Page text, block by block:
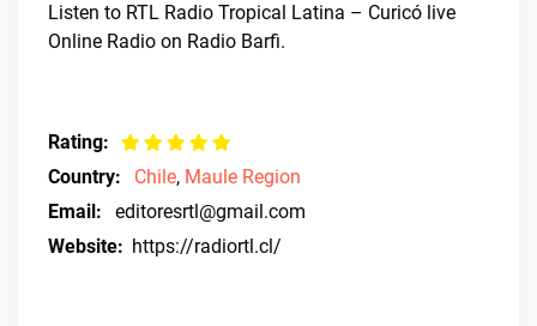
Listen to RTL Radio Tropical Latina – Curicó live
Online Radio on Radio Barfi.
Rating:
Country:
Chile, Maule Region
Email:
editoresrtl@gmail.com
Website: https://radiortl.cl/